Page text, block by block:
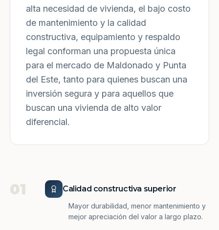
alta necesidad de vivienda, el bajo costo
de mantenimiento y la calidad
constructiva, equipamiento y respaldo
legal conforman una propuesta única
para el mercado de Maldonado y Punta
del Este, tanto para quienes buscan una
inversión segura y para aquellos que
buscan una vivienda de alto valor
diferencial.
01 Calidad constructiva superior
Mayor durabilidad, menor mantenimiento y
mejor apreciación del valor a largo plazo.